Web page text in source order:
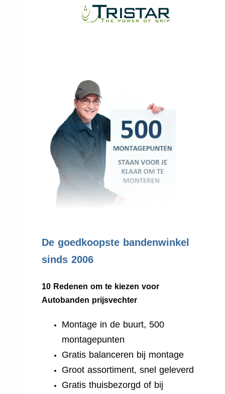
De goedkoopste bandenwinkel
sinds 2006
10 Redenen om te kiezen voor
Autobanden prijsvechter
Montage in de buurt, 500
montagepunten
Gratis balanceren bij montage
Groot assortiment, snel geleverd
Gratis thuisbezorgd of bij